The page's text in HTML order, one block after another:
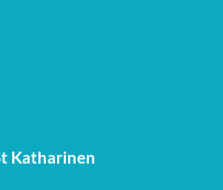
Katharinen